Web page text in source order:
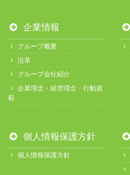
企業情報
グループ概要
沿革
グループ会社紹介
企業理念・経営理念・行動規
範
個人情報保護方針
個人情報保護方針